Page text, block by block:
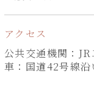
アクセス
公共交通機関：
車：国道42号線沿